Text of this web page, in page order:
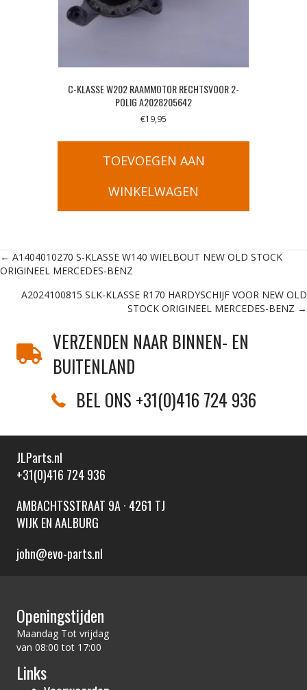
C-KLASSE W202 RAAMMOTOR RECHTSVOOR 2-
POLIG A2028205642
€19,95
TOEVOEGEN AAN
WINKELWAGEN
Posts
navigation
← A1404010270 S-KLASSE W140 WIELBOUT NEW OLD STOCK
ORIGINEEL MERCEDES-BENZ
A2024100815 SLK-KLASSE R170 HARDYSCHIJF VOOR NEW OLD
STOCK ORIGINEEL MERCEDES-BENZ →
VERZENDEN NAAR BINNEN- EN
BUITENLAND
BEL ONS +31(0)416 724 936
JLParts.nl
+31(0)416 724 936
AMBACHTSSTRAAT 9A · 4261 TJ
WIJK EN AALBURG
john@evo-parts.nl
Openingstijden
Maandag Tot vrijdag
van 08:00 tot 17:00
Links